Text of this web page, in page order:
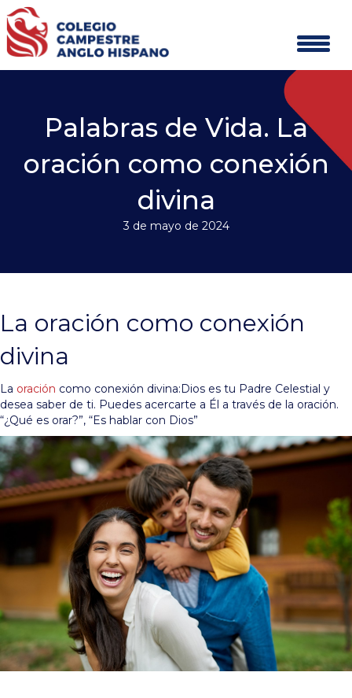
Palabras de Vida. La
oración como conexión
divina
3 de mayo de 2024
La oración como conexión
divina
La oración como conexión divina:Dios es tu Padre Celestial y
desea saber de ti. Puedes acercarte a Él a través de la oración.
“¿Qué es orar?”, “Es hablar con Dios”